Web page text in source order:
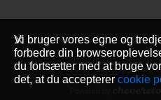
Vi bruger vores egne og
forbedre din
du fortsætter med at bruge
det, at du accepterer cookie